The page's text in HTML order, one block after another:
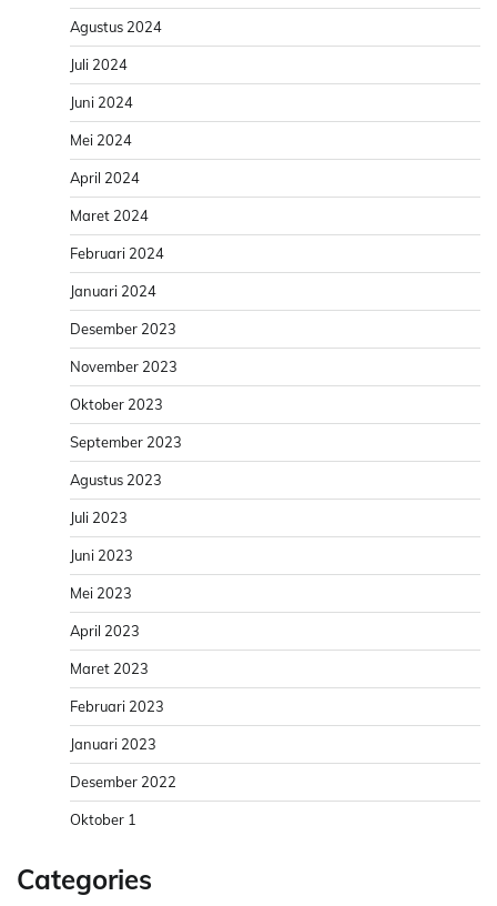
Agustus 2024
Juli 2024
Juni 2024
Mei 2024
April 2024
Maret 2024
Februari 2024
Januari 2024
Desember 2023
November 2023
Oktober 2023
September 2023
Agustus 2023
Juli 2023
Juni 2023
Mei 2023
April 2023
Maret 2023
Februari 2023
Januari 2023
Desember 2022
Oktober 1
Categories